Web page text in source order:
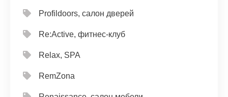
Profildoors, салон дверей
Re:Active, фитнес-клуб
Relax, SPA
RemZona